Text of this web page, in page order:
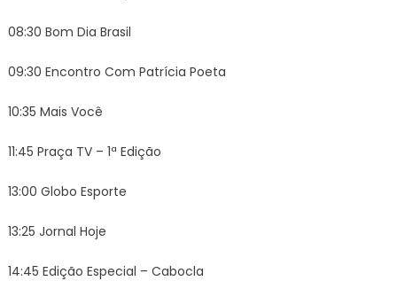
08:30 Bom Dia Brasil
09:30 Encontro Com Patrícia Poeta
10:35 Mais Você
11:45 Praça TV – 1ª Edição
13:00 Globo Esporte
13:25 Jornal Hoje
14:45 Edição Especial – Cabocla